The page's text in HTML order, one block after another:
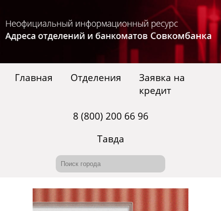
Главная Отделения
Заявка на
кредит
8 (800) 200 66 96
Тавда